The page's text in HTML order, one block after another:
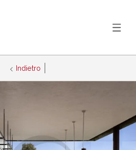
Indietro